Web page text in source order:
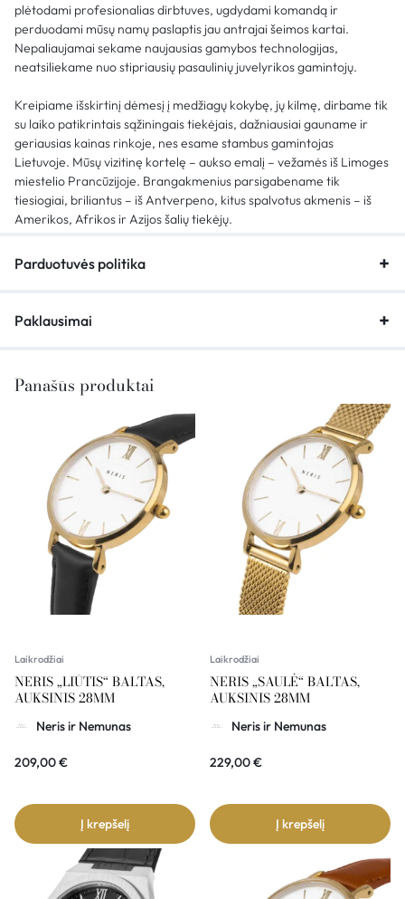
plėtodami profesionalias dirbtuves, ugdydami komandą ir
perduodami mūsų namų paslaptis jau antrajai šeimos kartai.
Nepaliaujamai sekame naujausias gamybos technologijas,
neatsiliekame nuo stipriausių pasaulinių juvelyrikos gamintojų.
Kreipiame išskirtinį dėmesį į medžiagų kokybę, jų kilmę, dirbame tik
su laiko patikrintais sąžiningais tiekėjais, dažniausiai gauname ir
geriausias kainas rinkoje, nes esame stambus gamintojas
Lietuvoje. Mūsų vizitinę kortelę – aukso emalį – vežamės iš Limoges
miestelio Prancūzijoje. Brangakmenius parsigabename tik
tiesiogiai, briliantus – iš Antverpeno, kitus spalvotus akmenis – iš
Amerikos, Afrikos ir Azijos šalių tiekėjų.
Parduotuvės politika
Paklausimai
Panašūs produktai
Laikrodžiai
NERIS „LIŪTIS“ BALTAS,
AUKSINIS 28MM
Neris ir Nemunas
209,00€
Į krepšelį
Laikrodžiai
NERIS „SAULĖ“ BALTAS,
AUKSINIS 28MM
Neris ir Nemunas
229,00€
Į krepšelį